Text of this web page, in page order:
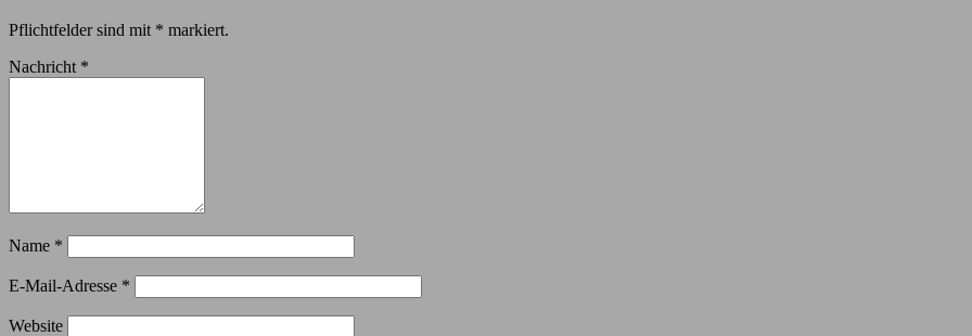
Pflichtfelder sind mit * markiert.
Nachricht *
Name *
E-Mail-Adresse *
Website